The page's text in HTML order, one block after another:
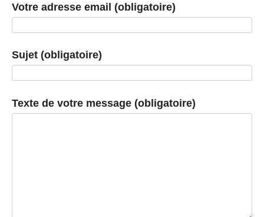
Votre adresse email (obligatoire)
Sujet (obligatoire)
Texte de votre message (obligatoire)